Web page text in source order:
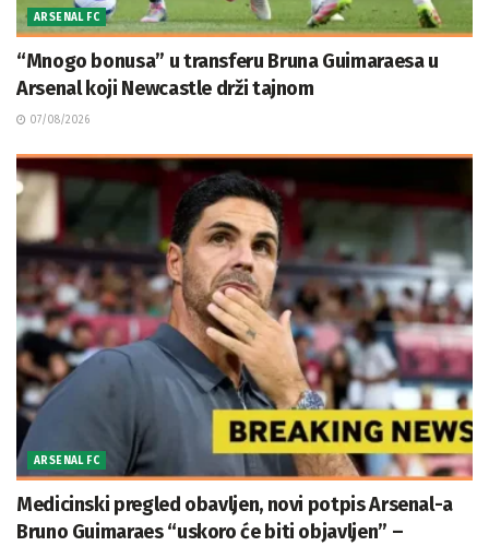
ARSENAL FC
“Mnogo bonusa” u transferu Bruna Guimaraesa u
Arsenal koji Newcastle drži tajnom
07/08/2026
ARSENAL FC
Medicinski pregled obavljen, novi potpis Arsenal-a
Bruno Guimaraes “uskoro će biti objavljen” –